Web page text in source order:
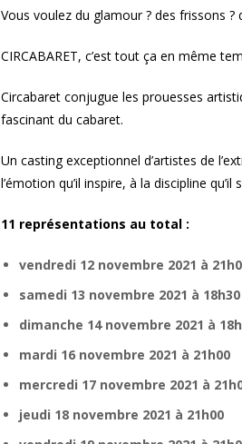
Vous voulez du glamour ? des frissons ?
CIRCABARET, c’est tout ça en même
Circabaret conjugue les prouesses
fascinant du cabaret.
Un casting exceptionnel d’artistes de
l’émotion qu’il inspire, à la discipline qu’il
11 représentations au total :
vendredi 12 novembre 2021 à
samedi 13 novembre 2021 à
dimanche 14 novembre 2021 à
mardi 16 novembre 2021 à 21h00
mercredi 17 novembre 2021 à
jeudi 18 novembre 2021 à 21h00